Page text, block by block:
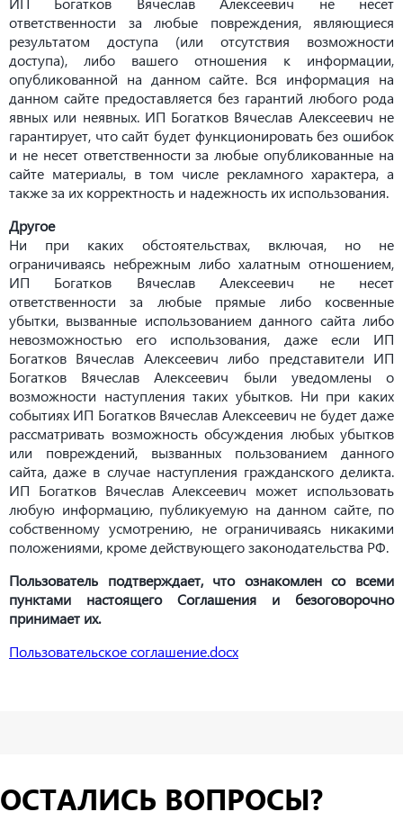
ответственности за любые повреждения, являющиеся
результатом доступа (или отсутствия возможности
доступа), либо вашего отношения к информации,
опубликованной на данном сайте. Вся информация на
данном сайте предоставляется без гарантий любого рода
явных или неявных. ИП Богатков Вячеслав Алексеевич не
гарантирует, что сайт будет функционировать без ошибок
и не несет ответственности за любые опубликованные на
сайте материалы, в том числе рекламного характера, а
также за их корректность и надежность их использования.
Другое
Ни при каких обстоятельствах, включая, но не
ограничиваясь небрежным либо халатным отношением,
ИП Богатков Вячеслав Алексеевич не несет
ответственности за любые прямые либо косвенные
убытки, вызванные использованием данного сайта либо
невозможностью его использования, даже если ИП
Богатков Вячеслав Алексеевич либо представители ИП
Богатков Вячеслав Алексеевич были уведомлены о
возможности наступления таких убытков. Ни при каких
событиях ИП Богатков Вячеслав Алексеевич не будет даже
рассматривать возможность обсуждения любых убытков
или повреждений, вызванных пользованием данного
сайта, даже в случае наступления гражданского деликта.
ИП Богатков Вячеслав Алексеевич может использовать
любую информацию, публикуемую на данном сайте, по
собственному усмотрению, не ограничиваясь никакими
положениями, кроме действующего законодательства РФ.
Пользователь подтверждает, что ознакомлен со всеми
пунктами настоящего Соглашения и безоговорочно
принимает их.
Пользовательское соглашение.docx
ОСТАЛИСЬ ВОПРОСЫ?